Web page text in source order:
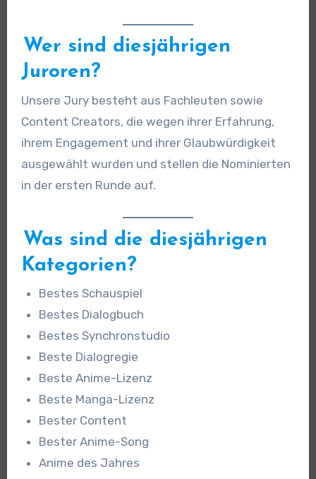
Wer sind diesjährigen
Juroren?
Unsere Jury besteht aus Fachleuten sowie
Content Creators, die wegen ihrer Erfahrung,
ihrem Engagement und ihrer Glaubwürdigkeit
ausgewählt wurden und stellen die Nominierten
in der ersten Runde auf.
Was sind die diesjährigen
Kategorien?
Bestes Schauspiel
Bestes Dialogbuch
Bestes Synchronstudio
Beste Dialogregie
Beste Anime-Lizenz
Beste Manga-Lizenz
Bester Content
Bester Anime-Song
Anime des Jahres